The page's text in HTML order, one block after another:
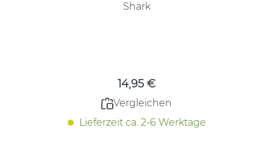
Shark
14,95 €
Vergleichen
Lieferzeit ca. 2-6 Werktage